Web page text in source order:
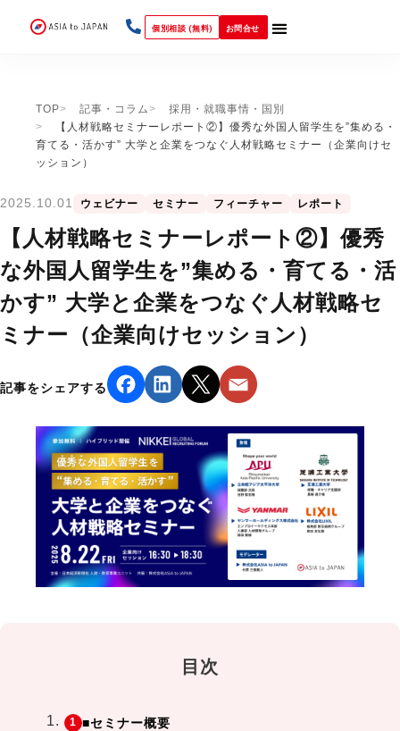
個別相談 (無料) お問合せ
TOP 記事・コラム
採用・就職事情・国別
【人材戦略セミナーレポート②】優秀な外国人留学生を”集める・
育てる・活かす” 大学と企業をつなぐ人材戦略セミナー（企業向けセ
ッション）
2025.10.01 ウェビナー セミナー フィーチャー レポート
【人材戦略セミナーレポート②】優秀
な外国人留学生を”集める・育てる・活
かす” 大学と企業をつなぐ人材戦略セ
ミナー（企業向けセッション）
記事をシェアする
目次
■セミナー概要